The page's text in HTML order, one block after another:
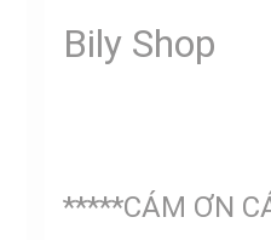
Bily Shop
*****CÁM ƠN